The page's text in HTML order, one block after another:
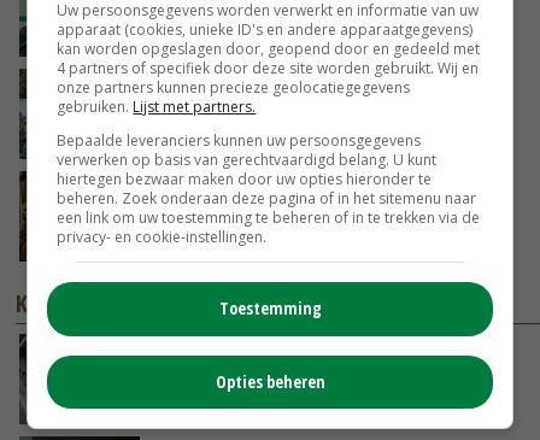
Lobith’
GISTEREN, 11:00
Oekraïne-vlogger Kees Huizinga: ‘Bezoek van
de ambassade mag zelf groente plukken’
07-08-2026
Aandeel China in wereldwijde fritesexport
neemt verder toe
07-08-2026
KENNISPARTNERS
Internationale kennis helpt veehouder
productie en rantsoen te optimaliseren
Uw persoonsgegevens worden verwerkt en informatie van uw
apparaat (cookies, unieke ID's en andere apparaatgegevens)
kan worden opgeslagen door, geopend door en gedeeld met
4 partners of specifiek door deze site worden gebruikt. Wij en
onze partners kunnen precieze geolocatiegegevens
gebruiken. Lijst met partners.
Bepaalde leveranciers kunnen uw persoonsgegevens
verwerken op basis van gerechtvaardigd belang. U kunt
hiertegen bezwaar maken door uw opties hieronder te
beheren. Zoek onderaan deze pagina of in het sitemenu naar
een link om uw toestemming te beheren of in te trekken via de
privacy- en cookie-instellingen.
Toestemming
Opties beheren